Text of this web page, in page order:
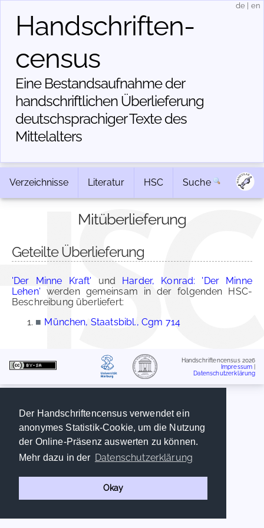
Der Handschriftencensus verwendet ein
anonymes Statistik-Cookie, um die Nutzung
der Online-Präsenz auswerten zu können.
Mehr dazu in der Datenschutzerklärung
Okay
Handschriften­
census
Eine Bestandsaufnahme der
handschriftlichen Über­lieferung
deutschsprachiger Texte des
Mittelalters
de en
Verzeichnisse Literatur HSC Suche
Mitüberlieferung
Geteilte Überlieferung
'Der Minne Kraft' und Harder, Konrad: 'Der Minne
Lehen' werden gemeinsam in der folgenden HSC-
Beschreibung überliefert:
■ München, Staatsbibl., Cgm 714
Handschriftencensus 2026
Impressum
Datenschutzerklärung